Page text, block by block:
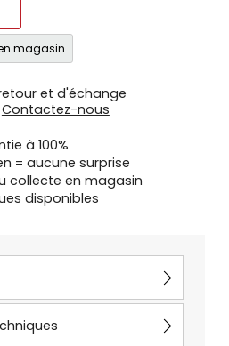
magasin
et d'échange
Contactez-nous
à 100%
= aucune surprise
collecte en magasin
disponibles